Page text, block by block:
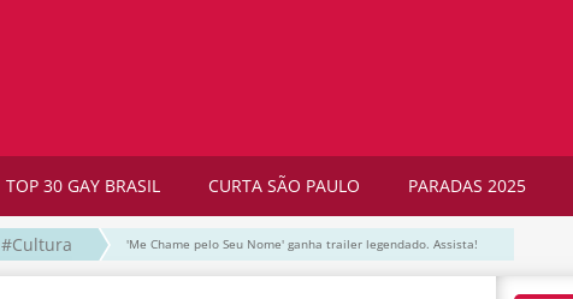
TOP 30 GAY BRASIL CURTA SÃO PAULO PARADAS 2025
#Cultura 'Me Chame pelo Seu Nome' ganha trailer legendado. Assista!